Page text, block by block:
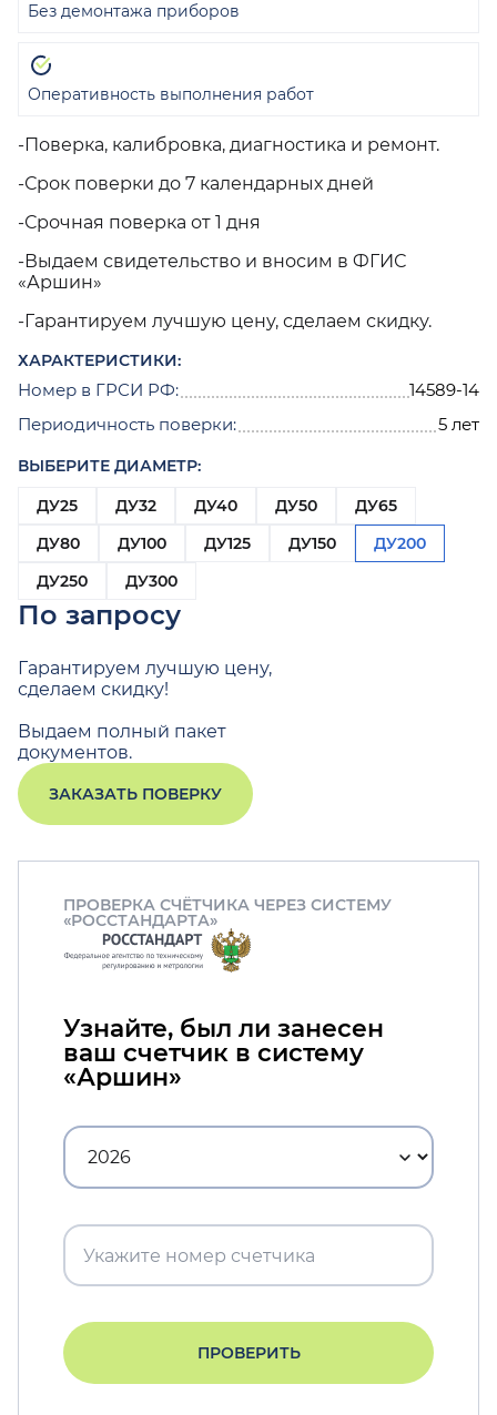
-Поверка, калибровка, диагностика и ремонт.
-Срок поверки до 7 календарных дней
-Срочная поверка от 1 дня
-Выдаем свидетельство и вносим в ФГИС
«Аршин»
-Гарантируем лучшую цену, сделаем скидку.
ХАРАКТЕРИСТИКИ:
Номер в ГРСИ РФ:
14589-14
Периодичность поверки:
5 лет
ВЫБЕРИТЕ ДИАМЕТР:
ДУ25
ДУ32 ДУ40 ДУ50
ДУ65
ДУ80
ДУ100 ДУ125 ДУ150
ДУ200
ДУ250
ДУ300
По запросу
Гарантируем лучшую цену,
сделаем скидку!
Выдаем полный пакет
документов.
ЗАКАЗАТЬ ПОВЕРКУ
Без демонтажа приборов
Оперативность выполнения работ
ПРОВЕРКА СЧЁТЧИКА ЧЕРЕЗ СИСТЕМУ
«РОССТАНДАРТА»
Узнайте, был ли занесен
ваш счетчик в систему
«Аршин»
ПРОВЕРИТЬ